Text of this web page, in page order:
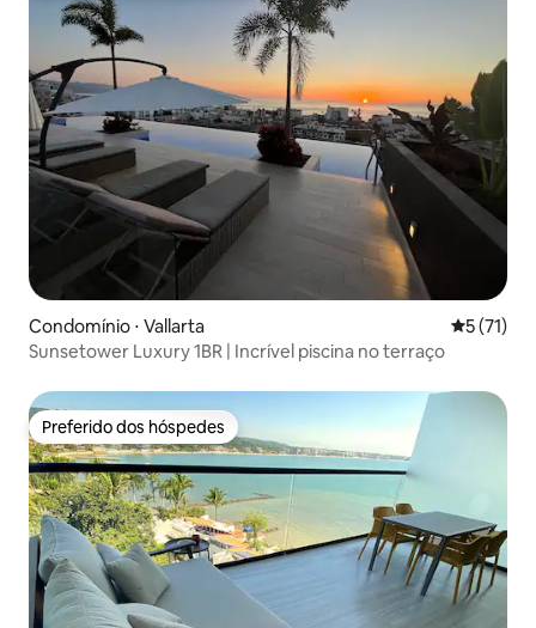
Condomínio ⋅ Vallarta 5 de uma
5 (71)
Sunsetower Luxury 1BR | Incrível piscina no terraço
Preferido dos hóspedes
Preferido dos hóspedes